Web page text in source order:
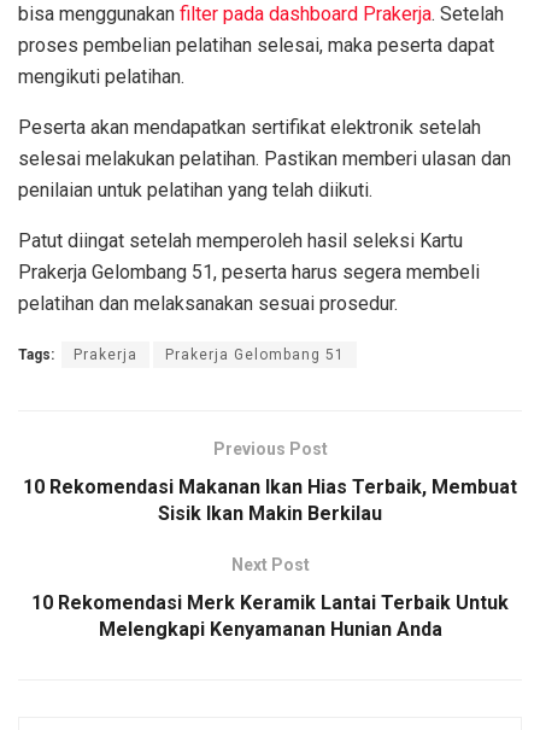
bisa menggunakan filter pada dashboard Prakerja. Setelah
proses pembelian pelatihan selesai, maka peserta dapat
mengikuti pelatihan.
Peserta akan mendapatkan sertifikat elektronik setelah
selesai melakukan pelatihan. Pastikan memberi ulasan dan
penilaian untuk pelatihan yang telah diikuti.
Patut diingat setelah memperoleh hasil seleksi Kartu
Prakerja Gelombang 51, peserta harus segera membeli
pelatihan dan melaksanakan sesuai prosedur.
Tags: Prakerja Prakerja Gelombang 51
Previous Post
10 Rekomendasi Makanan Ikan Hias Terbaik, Membuat
Sisik Ikan Makin Berkilau
Next Post
10 Rekomendasi Merk Keramik Lantai Terbaik Untuk
Melengkapi Kenyamanan Hunian Anda